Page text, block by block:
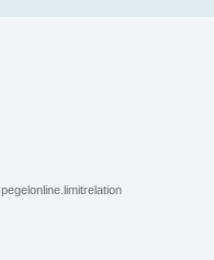
pegelonline.limitrelation